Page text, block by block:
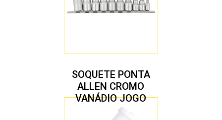
SOQUETE PONTA
ALLEN CROMO
VANÁDIO JOGO
COM 10 PEÇAS